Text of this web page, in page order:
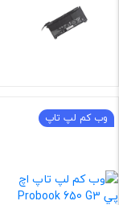
وب کم لپ تاپ